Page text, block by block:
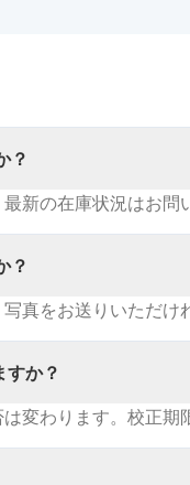
？
新の在庫状況はお問
？
真をお送りいただ
か？
変わります。校正